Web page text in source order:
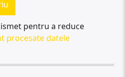
pentru a reduce
procesate datele